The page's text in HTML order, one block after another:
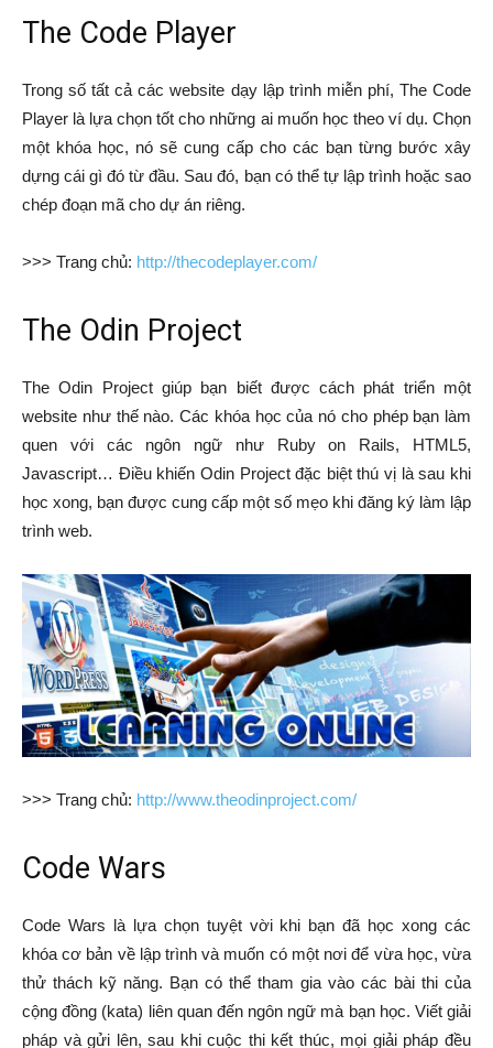
The Code Player
Trong số tất cả các website dạy lập trình miễn phí, The Code
Player là lựa chọn tốt cho những ai muốn học theo ví dụ. Chọn
một khóa học, nó sẽ cung cấp cho các bạn từng bước xây
dựng cái gì đó từ đầu. Sau đó, bạn có thể tự lập trình hoặc sao
chép đoạn mã cho dự án riêng.
>>> Trang chủ: http://thecodeplayer.com/
The Odin Project
The Odin Project giúp bạn biết được cách phát triển một
website như thế nào. Các khóa học của nó cho phép bạn làm
quen với các ngôn ngữ như Ruby on Rails, HTML5,
Javascript… Điều khiến Odin Project đặc biệt thú vị là sau khi
học xong, bạn được cung cấp một số mẹo khi đăng ký làm lập
trình web.
>>> Trang chủ: http://www.theodinproject.com/
Code Wars
Code Wars là lựa chọn tuyệt vời khi bạn đã học xong các
khóa cơ bản về lập trình và muốn có một nơi để vừa học, vừa
thử thách kỹ năng. Bạn có thể tham gia vào các bài thi của
cộng đồng (kata) liên quan đến ngôn ngữ mà bạn học. Viết giải
pháp và gửi lên, sau khi cuộc thi kết thúc, mọi giải pháp đều